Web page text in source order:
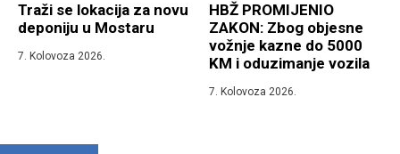
Traži se lokacija za novu
deponiju u Mostaru
7. Kolovoza 2026.
HBŽ PROMIJENIO
ZAKON: Zbog objesne
vožnje kazne do 5000
KM i oduzimanje vozila
7. Kolovoza 2026.